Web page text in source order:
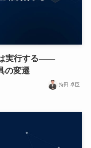
実行する——
の変遷
持田 卓臣